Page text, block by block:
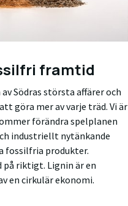
framtid
Södras största affärer och
göra mer av varje träd. Vi är
förändra spelplanen
industriellt nytänkande
fossilfria produkter.
riktigt. Lignin är en
en cirkulär ekonomi.